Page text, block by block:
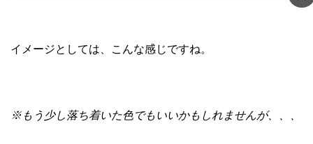
イメージとしては、こんな感じですね。
※もう少し落ち着いた色でもいいかもしれませんが、、、